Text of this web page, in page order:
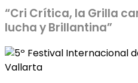
“Cri Crítica, la Grilla
lucha y Brillantina”